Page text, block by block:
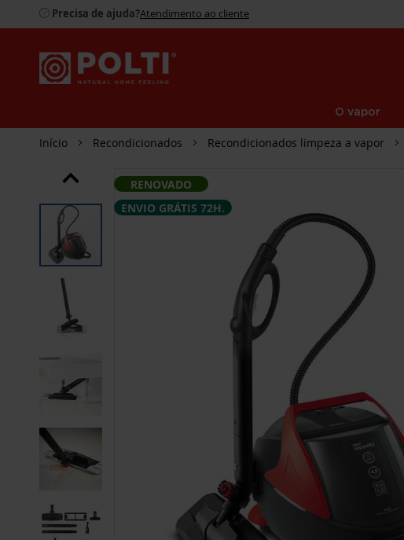
Precisa de ajuda?Atendimento ao cliente
O vapor
Início Recondicionados Recondicionados limpeza a vapor
SALTAR
O
FINAL
GALERIA
DE
IMAGENS
RENOVADO
ENVIO GRÁTIS 72H.